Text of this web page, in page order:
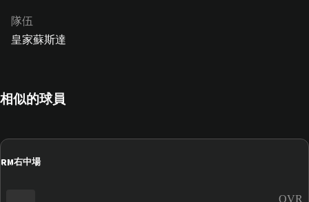
隊伍
皇家蘇斯達
相似的球員
RM右中場
OVR